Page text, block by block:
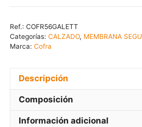
Ref.: COFR56GALETT
Categorías: CALZADO, MEMBRANA
Marca: Cofra
Descripción
Composición
Información adicional